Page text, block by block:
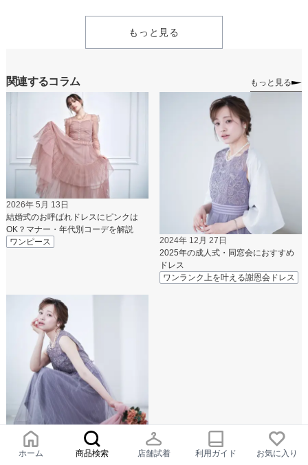
もっと見る
関連するコラム もっと見る
2026年 5月 13日
結婚式のお呼ばれドレスにピンクは
OK？マナー・年代別コーデを解説
ワンピース
2024年 12月 27日
2025年の成人式・同窓会におすすめ
ドレス
ワンランク上を叶える謝恩会ドレス
2024年 11月 29日
成人式のおすすめの服装【基本マナー
ホーム 商品検索 店舗試着 利用ガイド お気に入り